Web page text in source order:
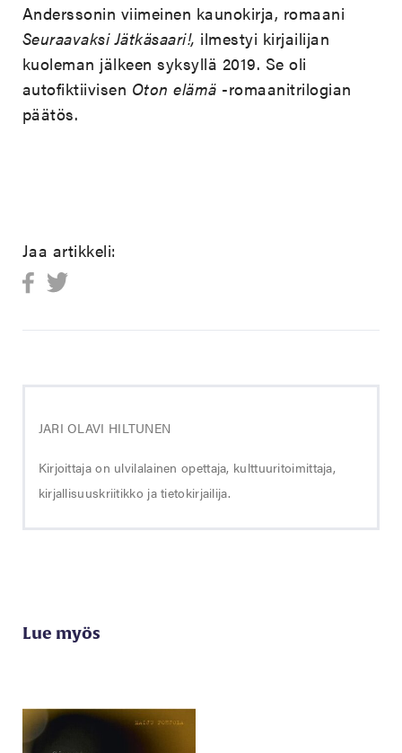
Anderssonin viimeinen kaunokirja, romaani
Seuraavaksi Jätkäsaari!, ilmestyi kirjailijan
kuoleman jälkeen syksyllä 2019. Se oli
autofiktiivisen Oton elämä -romaanitrilogian
päätös.
Jaa artikkeli:
JARI OLAVI HILTUNEN
Kirjoittaja on ulvilalainen opettaja, kulttuuritoimittaja,
kirjallisuuskriitikko ja tietokirjailija.
Lue myös